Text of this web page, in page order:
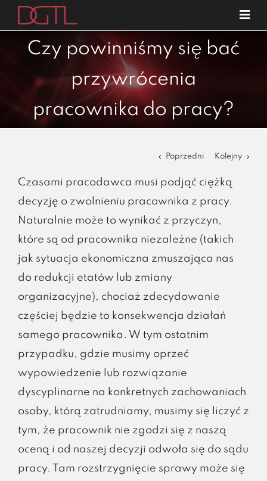
Przejdź
zawartości
o nas
specjalizacje
publikacje
blog
Czy powinniśmy się bać
przywrócenia
pracownika do pracy?
Poprzedni Kolejny
Czasami pracodawca musi podjąć ciężką
decyzję o zwolnieniu pracownika z pracy.
Naturalnie może to wynikać z przyczyn,
które są od pracownika niezależne (takich
jak sytuacja ekonomiczna zmuszająca nas
do redukcji etatów lub zmiany
organizacyjne), chociaż zdecydowanie
częściej będzie to konsekwencja działań
samego pracownika. W tym ostatnim
przypadku, gdzie musimy oprzeć
wypowiedzenie lub rozwiązanie
dyscyplinarne na konkretnych zachowaniach
osoby, którą zatrudniamy, musimy się liczyć z
tym, że pracownik nie zgodzi się z naszą
oceną i od naszej decyzji odwoła się do sądu
pracy. Tam rozstrzygnięcie sprawy może się